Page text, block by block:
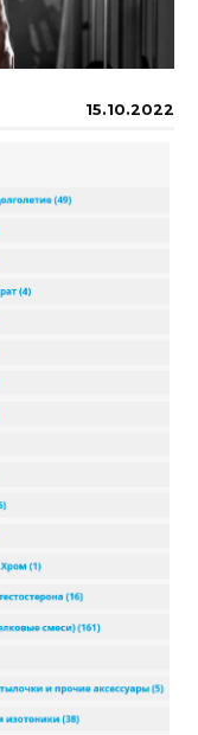
15.10.2022